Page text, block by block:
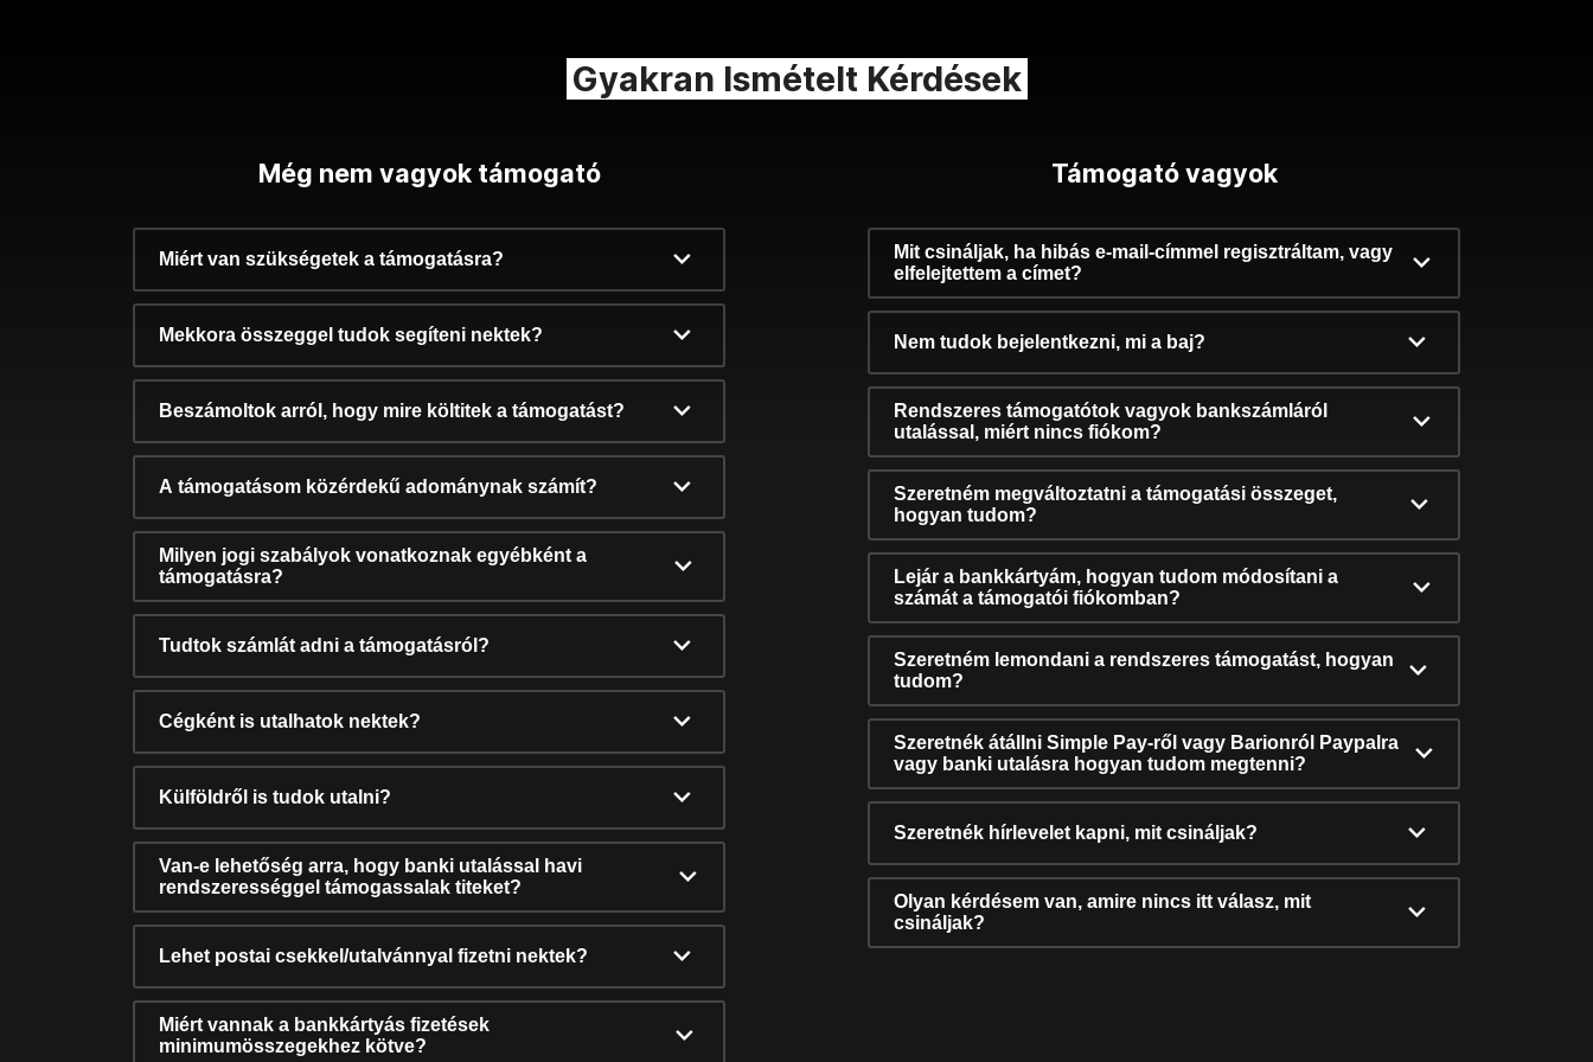
Gyakran Ismételt Kérdések
Még nem vagyok támogató
Miért van szükségetek a támogatásra?
Mekkora összeggel tudok segíteni nektek?
Beszámoltok arról, hogy mire költitek a támogatást?
A támogatásom közérdekű adománynak számít?
Milyen jogi szabályok vonatkoznak egyébként a
támogatásra?
Tudtok számlát adni a támogatásról?
Cégként is utalhatok nektek?
Külföldről is tudok utalni?
Van-e lehetőség arra, hogy banki utalással havi
rendszerességgel támogassalak titeket?
Lehet postai csekkel/utalvánnyal fizetni nektek?
Miért vannak a bankkártyás fizetések
minimumösszegekhez kötve?
Támogató vagyok
Mit csináljak, ha hibás e-mail-címmel regisztráltam, vagy
elfelejtettem a címet?
Nem tudok bejelentkezni, mi a baj?
Rendszeres támogatótok vagyok bankszámláról
utalással, miért nincs fiókom?
Szeretném megváltoztatni a támogatási összeget,
hogyan tudom?
Lejár a bankkártyám, hogyan tudom módosítani a
számát a támogatói fiókomban?
Szeretném lemondani a rendszeres támogatást, hogyan
tudom?
Szeretnék átállni Simple Pay-ről vagy Barionról Paypalra
vagy banki utalásra hogyan tudom megtenni?
Szeretnék hírlevelet kapni, mit csináljak?
Olyan kérdésem van, amire nincs itt válasz, mit
csináljak?